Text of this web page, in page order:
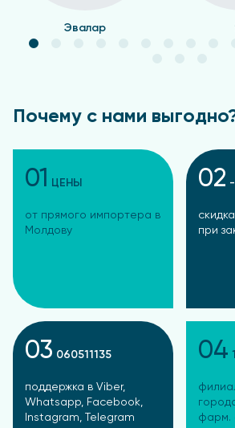
Эвалар
Почему с нами
01 ЦЕНЫ
от прямого импортера в
Молдову
02
при
03 060511135
поддержка в Viber,
Whatsapp, Facebook,
Instagram, Telegram
04
фарм.